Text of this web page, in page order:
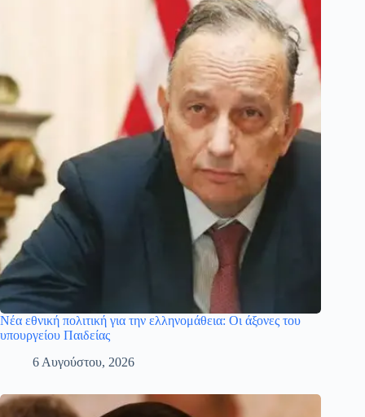
Νέα εθνική πολιτική για την ελληνομάθεια: Οι άξονες του
υπουργείου Παιδείας
6 Αυγούστου, 2026